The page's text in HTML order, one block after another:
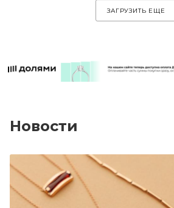
ЗАГРУЗИТЬ ЕЩЕ
Новости